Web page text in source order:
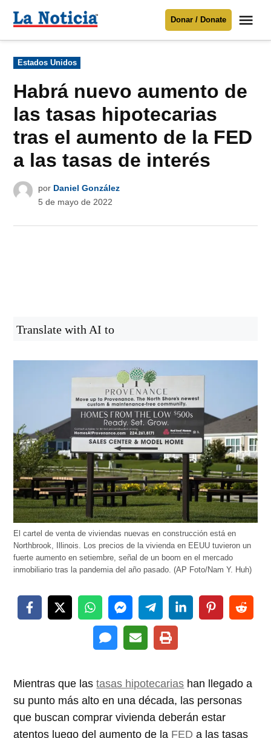
Para mantenerte informado necesitamos
Donar
contenido
Noticia
Donar / Donate
Publicado
en
Estados Unidos
Habrá nuevo aumento de
las tasas hipotecarias
tras el aumento de la FED
a las tasas de interés
por Daniel González
5 de mayo de 2022
Translate with AI to
El cartel de venta de viviendas nuevas en construcción está en
Northbrook, Illinois. Los precios de la vivienda en EEUU tuvieron un
fuerte aumento en setiembre, señal de un boom en el mercado
inmobiliario tras la pandemia del año pasado. (AP Foto/Nam Y. Huh)
Mientras que lastasas hipotecarias han llegado a
su punto más alto en una década, las personas
que buscan comprar vivienda deberán estar
atentos luego del aumento de la FED a las tasas